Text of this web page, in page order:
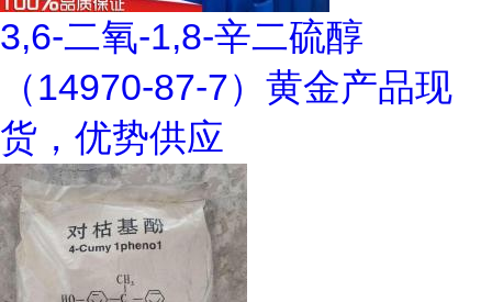
3,6-二氧-1,8-辛二硫醇
（14970-87-7）黄金产品现
货，优势供应